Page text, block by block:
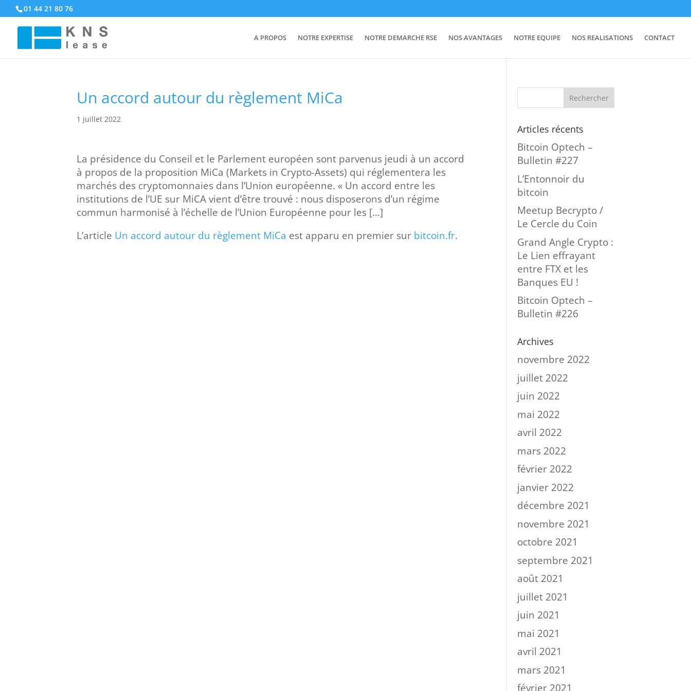
01 44 21 80 76
A PROPOS NOTRE EXPERTISE NOTRE DEMARCHE RSE NOS AVANTAGES NOTRE EQUIPE NOS REALISATIONS CONTACT
Un accord autour du règlement MiCa
1 juillet 2022
La présidence du Conseil et le Parlement européen sont parvenus jeudi à un accord
à propos de la proposition MiCa (Markets in Crypto-Assets) qui réglementera les
marchés des cryptomonnaies dans l’Union européenne. « Un accord entre les
institutions de l’UE sur MiCA vient d’être trouvé : nous disposerons d’un régime
commun harmonisé à l’échelle de l’Union Européenne pour les […]
L’article Un accord autour du règlement MiCa est apparu en premier sur bitcoin.fr.
Articles récents
Bitcoin Optech –
Bulletin #227
L’Entonnoir du
bitcoin
Meetup Becrypto /
Le Cercle du Coin
Grand Angle Crypto :
Le Lien effrayant
entre FTX et les
Banques EU !
Bitcoin Optech –
Bulletin #226
Archives
novembre 2022
juillet 2022
juin 2022
mai 2022
avril 2022
mars 2022
février 2022
janvier 2022
décembre 2021
novembre 2021
octobre 2021
septembre 2021
août 2021
juillet 2021
juin 2021
mai 2021
avril 2021
mars 2021
février 2021